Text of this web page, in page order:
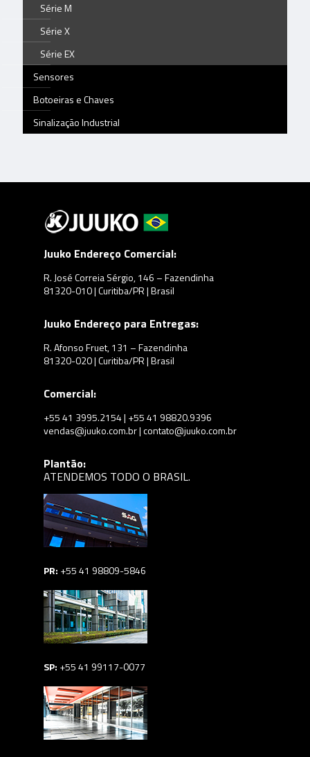
Série M
Série X
Série EX
Sensores
Botoeiras e Chaves
Sinalização Industrial
Juuko Endereço Comercial:
R. José Correia Sérgio, 146 – Fazendinha
81320-010 | Curitiba/PR | Brasil
Juuko Endereço para Entregas:
R. Afonso Fruet, 131 – Fazendinha
81320-020 | Curitiba/PR | Brasil
Comercial:
+55 41 3995.2154 | +55 41 98820.9396
vendas@juuko.com.br | contato@juuko.com.br
Plantão:
ATENDEMOS TODO O BRASIL.
PR: +55 41 98809-5846
SP: +55 41 99117-0077